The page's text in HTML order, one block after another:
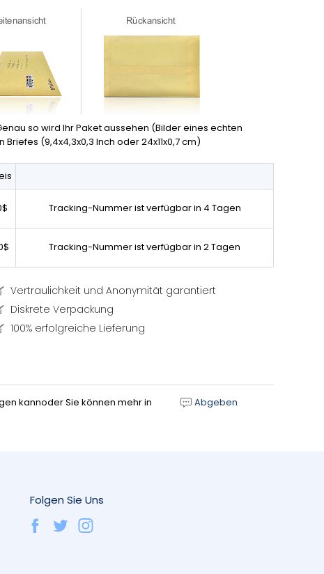
so wird Ihr Paket aussehen (Bilder eines echten
(9,4x4,3x0,3 Inch oder 24x11x0,7 cm)
Tracking-Nummer ist verfügbar in 4 Tagen
Tracking-Nummer ist verfügbar in 2 Tagen
Vertraulichkeit und Anonymität garantiert
Diskrete Verpackung
100% erfolgreiche Lieferung
kannoder Sie können mehr in
Abgeben
Folgen Sie Uns